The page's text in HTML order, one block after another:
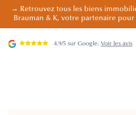
→ Retrouvez tous les biens
Brauman & K, votre partenaire
4.9/5 sur Google. Voir les avis